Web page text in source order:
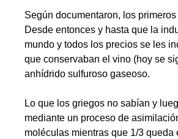
Según documentaron, los
Desde entonces y hasta que la
mundo y todos los precios se les
que conservaban el vino (hoy se
anhídrido sulfuroso gaseoso.
Lo que los griegos no sabían y
mediante un proceso de
moléculas mientras que 1/3 queda